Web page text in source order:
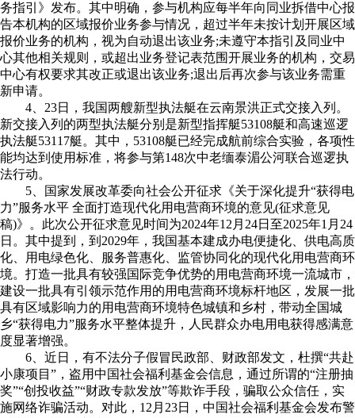
务指引》发布。其中明确，参与机构应每半年向同业拆借中心报
告本机构的区域报价业务参与情况，超过半年未按计划开展区域
报价业务的机构，视为自动退出该业务;未遵守本指引及同业中
心其他相关规则，或超出业务登记表范围开展业务的机构，交易
中心有权要求其改正或退出该业务;退出后再次参与该业务需重
新申请。
4、23日，我国两艘新型执法艇在云南景洪正式交接入列。
新交接入列的两型执法艇分别是新型指挥艇53108艇和高速巡逻
执法艇53117艇。其中，53108艇已经完成航前综合实验，各项性
能均达到使用标准，将参与第148次中老缅泰湄公河联合巡逻执
法行动。
5、国家发展改革委向社会公开征求《关于深化提升“获得电
力”服务水平 全面打造现代化用电营商环境的意见(征求意见
稿)》。此次公开征求意见时间为2024年12月24日至2025年1月24
日。其中提到，到2029年，我国基本建成办电便捷化、供电高质
化、用电绿色化、服务普惠化、监管协同化的现代化用电营商环
境。打造一批具有较强国际竞争优势的用电营商环境一流城市，
建设一批具有引领示范作用的用电营商环境标杆地区，发展一批
具有区域影响力的用电营商环境特色城镇和乡村，带动全国城
乡“获得电力”服务水平整体提升，人民群众办电用电获得感满意
度显著增强。
6、近日，有不法分子假冒民政部、财政部发文，杜撰“共赴
小康项目”，盗用中国社会福利基金会信息，通过所谓的“注册抽
奖”“创投收益”“财政专款发放”等欺诈手段，骗取公众信任，实
施网络诈骗活动。对此，12月23日，中国社会福利基金会发布警